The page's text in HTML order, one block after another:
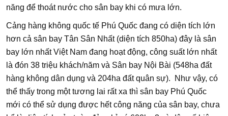
năng để thoát nước cho sân bay khi có mưa lớn.
Cảng hàng không quốc tế Phú Quốc đang có diện tích lớn
hơn cả sân bay Tân Sân Nhất (diện tích 850ha) đây là sân
bay lớn nhất Việt Nam đang hoạt động, công suất lớn nhất
là đón 38 triệu khách/năm và Sân bay Nội Bài (548ha đất
hàng không dân dụng và 204ha đất quân sự). Như vậy, có
thể thấy trong một tương lai rất xa thì sân bay Phú Quốc
mới có thể sử dụng được hết công năng của sân bay, chưa